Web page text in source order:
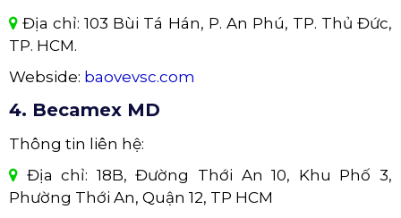
Địa chỉ: 103 Bùi Tá Hán, P. An Phú, TP. Thủ Đức,
TP. HCM.
Webside: baovevsc.com
4. Becamex MD
Thông tin liên hệ:
Địa chỉ: 18B, Đường Thới An 10, Khu Phố 3,
Phường Thới An, Quận 12, TP HCM